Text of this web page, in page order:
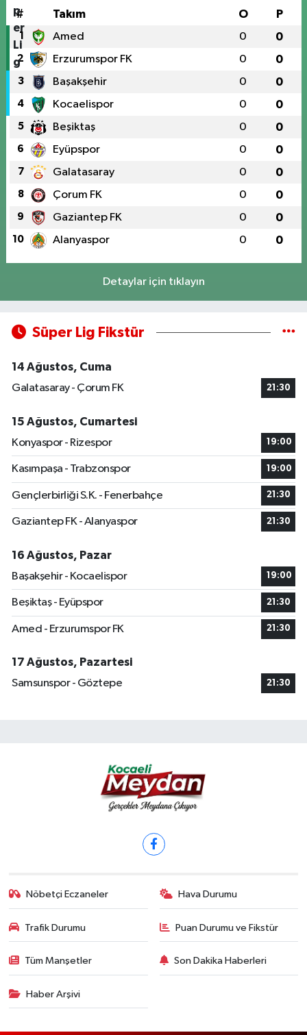
# Takım O P
1 Amed 0 0
2 Erzurumspor FK 0 0
3 Başakşehir 0 0
4 Kocaelispor 0 0
5 Beşiktaş 0 0
6 Eyüpspor 0 0
7 Galatasaray 0 0
8 Çorum FK 0 0
9 Gaziantep FK 0 0
10 Alanyaspor 0 0
Detaylar için tıklayın
Süper Lig Fikstür
14 Ağustos, Cuma
Galatasaray - Çorum FK
21:30
15 Ağustos, Cumartesi
Konyaspor - Rizespor
19:00
Kasımpaşa - Trabzonspor 19:00
Gençlerbirliği S.K. - Fenerbahçe 21:30
Gaziantep FK - Alanyaspor 21:30
16 Ağustos, Pazar
Başakşehir - Kocaelispor
19:00
Beşiktaş - Eyüpspor 21:30
Amed - Erzurumspor FK 21:30
17 Ağustos, Pazartesi
Samsunspor - Göztepe
21:30
Nöbetçi Eczaneler Hava Durumu
Trafik Durumu Puan Durumu ve Fikstür
Tüm Manşetler Son Dakika Haberleri
Haber Arşivi